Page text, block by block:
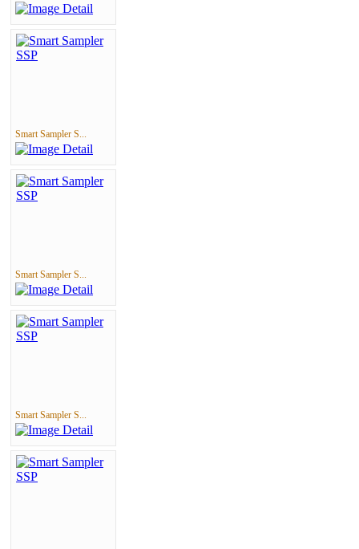
Smart Sampler S...
Smart Sampler S...
Smart Sampler S...